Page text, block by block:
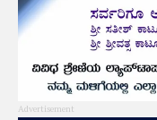
Advertisement